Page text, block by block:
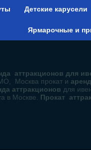
Детские карусели
Ярмарочные и
аттракционов для
Москва прокат и
аттракционов для
в Москве. Прокат